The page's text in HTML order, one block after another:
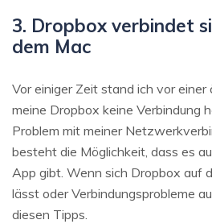
3. Dropbox verbindet
dem Mac
Vor einiger Zeit stand ich vor einer
meine Dropbox keine Verbindung
Problem mit meiner
besteht die Möglichkeit, dass es
App gibt. Wenn sich Dropbox auf
lässt oder Verbindungsprobleme
diesen Tipps.